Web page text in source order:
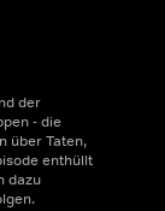
der
- die
über Taten,
enthüllt
dazu